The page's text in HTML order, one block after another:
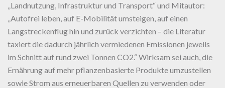
„Landnutzung, Infrastruktur und Transport“ und Mitautor:
„Autofrei leben, auf E-Mobilität umsteigen, auf einen
Langstreckenflug hin und zurück verzichten – die Literatur
taxiert die dadurch jährlich vermiedenen Emissionen jeweils
im Schnitt auf rund zwei Tonnen CO2.“ Wirksam sei auch, die
Ernährung auf mehr pflanzenbasierte Produkte umzustellen
sowie Strom aus erneuerbaren Quellen zu verwenden oder